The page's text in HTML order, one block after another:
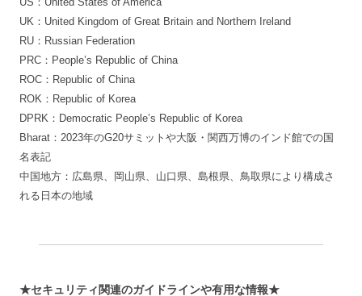
UK：United Kingdom of Great Britain and Northern Ireland
RU：Russian Federation
PRC：People’s Republic of China
ROC：Republic of China
ROK：Republic of Korea
DPRK：Democratic People’s Republic of Korea
Bharat：2023年のG20サミットや大阪・関西万博のインド館での国
名表記
中国地方：広島県、岡山県、山口県、島根県、鳥取県により構成さ
れる日本の地域
★セキュリティ関連のガイドラインや有用な情報★